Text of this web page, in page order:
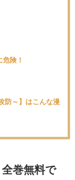
険！
防～】はこんな漫
全巻無料で